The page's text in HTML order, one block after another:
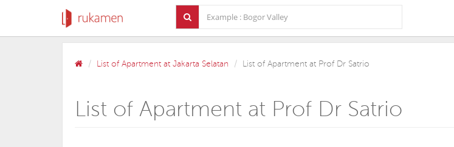
List of Apartment at Jakarta Selatan List of Apartment at Prof Dr Satrio
List of Apartment at Prof Dr Satrio